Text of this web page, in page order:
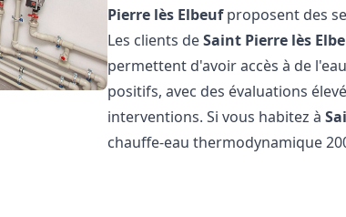
Pierre lès Elbeufproposent des
Les clients deSaint Pierre lès
permettent d'avoir accès à de
positifs, avec des évaluations
interventions. Si vous habitez à
chauffe-eau thermodynamique